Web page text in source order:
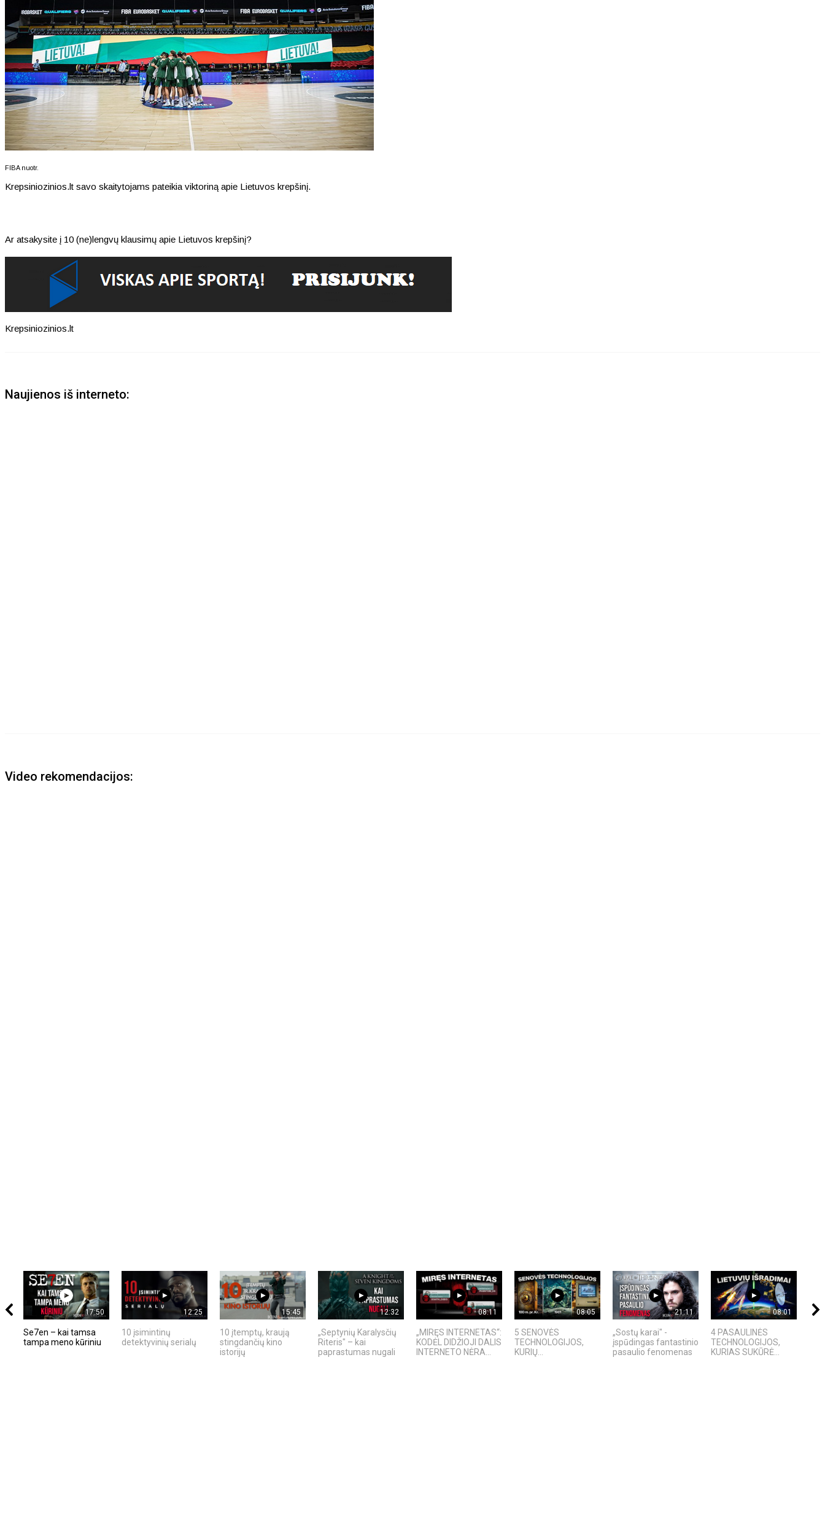
FIBA nuotr.
Krepsiniozinios.lt savo skaitytojams pateikia viktoriną apie Lietuvos krepšinį.
Ar atsakysite į 10 (ne)lengvų klausimų apie Lietuvos krepšinį?
Krepsiniozinios.lt
Naujienos iš interneto:
Video rekomendacijos:
17:50
Se7en – kai tamsa
tampa meno kūriniu
12:25
10 įsimintinų
detektyvinių serialų
15:45
10 įtemptų, kraują
stingdančių kino
istorijų
12:32
„Septynių Karalysčių
Riteris" – kai
paprastumas nugali
08:11
„MIRĘS INTERNETAS“:
KODĖL DIDŽIOJI DALIS
INTERNETO NĖRA...
08:05
5 SENOVĖS
TECHNOLOGIJOS,
KURIŲ...
21:11
„Sostų karai" -
įspūdingas fantastinio
pasaulio fenomenas
08:01
4 PASAULINĖS
TECHNOLOGIJOS,
KURIAS SUKŪRĖ...